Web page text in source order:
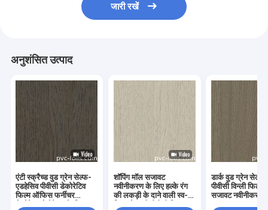
जारी रखें
अनुशंसित उत्पाद
एंटी स्क्रैच्ड वुड ग्रेन सेल्फ-
एडहेसिव पीवीसी डेकोरेटिव
फिल्म ऑफिस फर्नीचर
शॉपिंग मॉल सजावट
नवीनीकरण के लिए हल्के रंग
की लकड़ी के दाने वाली स्व-
डार्क वुड ग्रेन
पीवीसी विन्ली फिल्म
सजावट नवीनीकरण